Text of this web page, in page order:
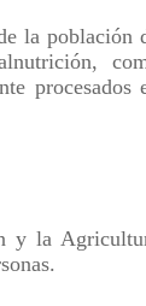
la población
procesados
y la